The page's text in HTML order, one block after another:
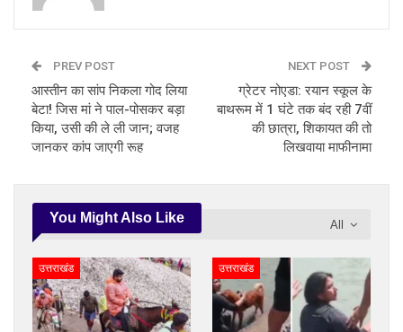
PREV POST
आस्तीन का सांप निकला गोद लिया
बेटा! जिस मां ने पाल-पोसकर बड़ा
किया, उसी की ले ली जान; वजह
जानकर कांप जाएगी रूह
NEXT POST
ग्रेटर नोएडा: रयान स्कूल के
बाथरूम में 1 घंटे तक बंद रही 7वीं
की छात्रा, शिकायत की तो
लिखवाया माफीनामा
All
You Might Also Like
उत्तराखंड उत्तराखंड